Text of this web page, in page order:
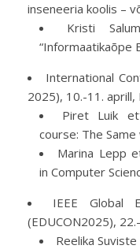
inseneeria koolis –
Kristi
“Informaatikaõpe
International
2025), 10.-11.
Piret Luik
course: The
Marina Lepp
in Computer
IEEE Global
(EDUCON2025),
Reelika